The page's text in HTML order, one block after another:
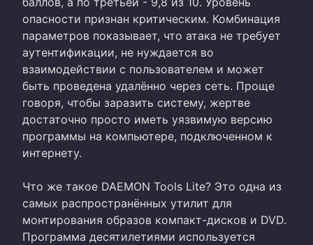
опасности признан критическим. Комбинация
параметров показывает, что атака не требует
аутентификации, не нуждается во
взаимодействии с пользователем и может
быть проведена удалённо через сеть. Проще
говоря, чтобы заразить систему, жертве
достаточно просто иметь уязвимую версию
программы на компьютере, подключенном к
интернету.
Что же такое DAEMON Tools Lite? Это одна из
самых распространённых утилит для
монтирования образов компакт-дисков и DVD.
Программа десятилетиями используется